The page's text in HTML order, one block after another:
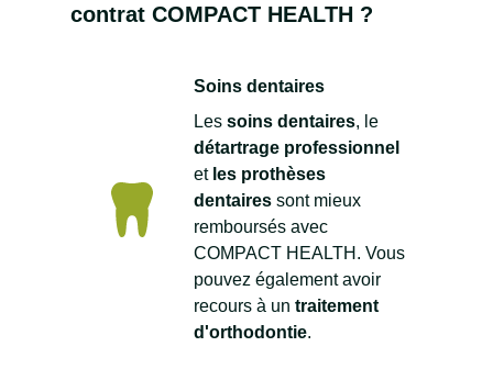
contrat COMPACT HEALTH ?
Soins dentaires
Les soins dentaires, le
détartrage professionnel
et les prothèses
dentaires sont mieux
remboursés avec
COMPACT HEALTH. Vous
pouvez également avoir
recours à un traitement
d'orthodontie.